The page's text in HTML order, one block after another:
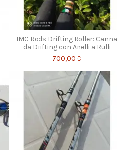
IMC Rods Drifting Roller: Canna
da Drifting con Anelli a Rulli
700,00 €